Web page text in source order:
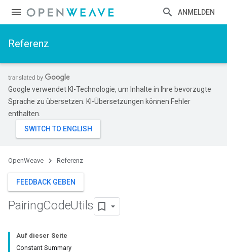
ANMELDEN
Referenz
Google verwendet KI-Technologie, um Inhalte in Ihre bevorzugte
Sprache zu übersetzen. KI-Übersetzungen können Fehler
enthalten.
OpenWeave Referenz
FEEDBACK GEBEN
PairingCodeUtils
Auf dieser Seite
Constant Summary